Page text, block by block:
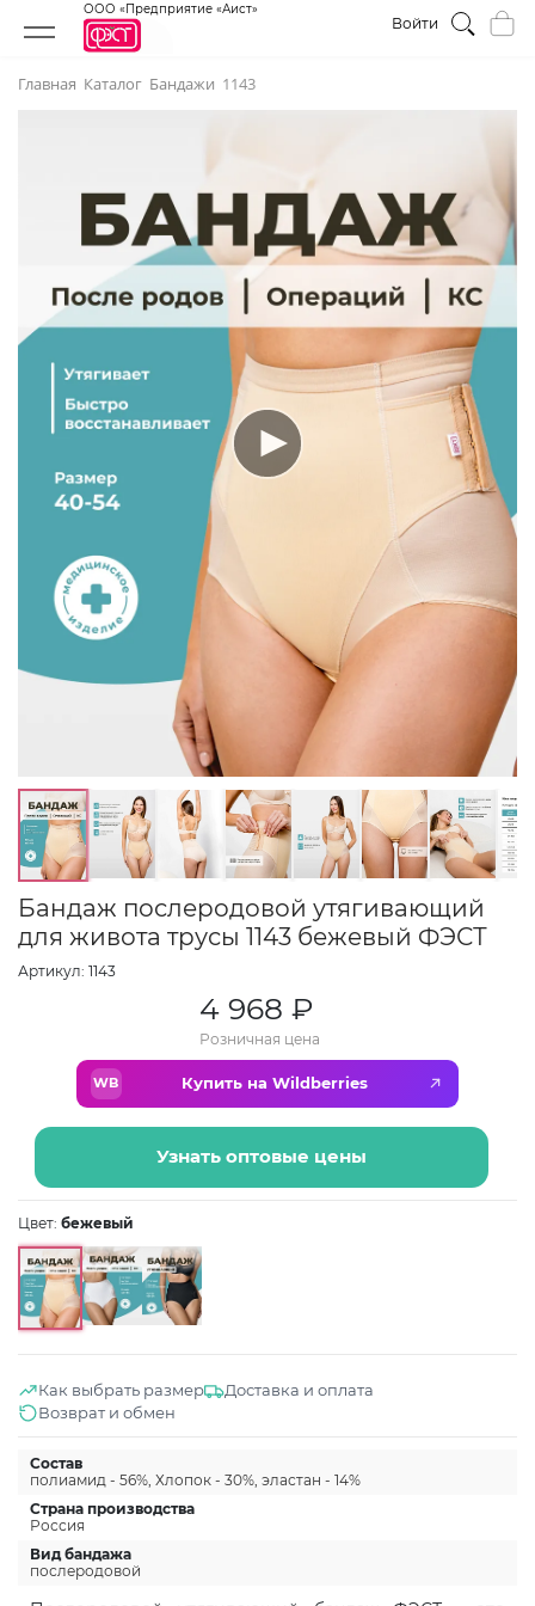
ООО «Предприятие «Аист»
Войти
Главная Каталог Бандажи 1143
Бандаж послеродовой утягивающий
для живота трусы 1143 бежевый ФЭСТ
Артикул: 1143
4 968 ₽
Розничная цена
WB Купить на Wildberries
Узнать оптовые цены
Цвет: бежевый
Как выбрать размер
Доставка и оплата
Возврат и обмен
Состав
полиамид - 56%, Хлопок - 30%, эластан - 14%
Страна производства
Россия
Вид бандажа
послеродовой